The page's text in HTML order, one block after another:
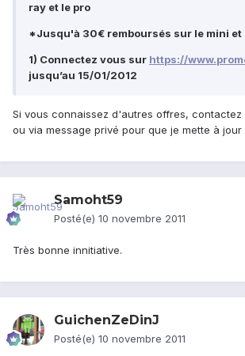
ray et le pro
*Jusqu'à 30€ remboursés sur le mini et
1) Connectez vous sur https://
jusqu’au 15/01/2012
Si vous connaissez d'autres offres, contactez
ou via message privé pour que je mette à jour
Samoht59
Posté(e) 10 novembre 2011
Très bonne innitiative.
GuichenZeDinJ
Posté(e) 10 novembre 2011